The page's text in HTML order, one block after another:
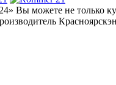
можете не только